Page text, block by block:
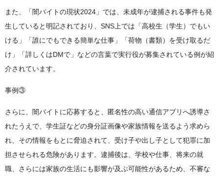
また、「闇バイトの現状2024」では、未成年が逮捕される事件も発
生していると明記されており、SNS上では「高校生（学生）でもい
ける」「誰にでもできる簡単な仕事」「荷物（書類）を受け取るだ
け」「詳しくはDMで」などの言葉で実行役が募集されている例が紹
介されています。
事例③
さらに、闇バイトに応募すると、匿名性の高い通信アプリへ誘導さ
れたうえで、学生証などの身分証画像や家族情報を送るよう求めら
れ、その情報をもとに脅迫されて、受け子や出し子として犯罪に加
担させられる危険があります。逮捕後は、学校や仕事、将来の就
職、さらには家族の生活にも影響が及ぶ可能性があるため、不審な